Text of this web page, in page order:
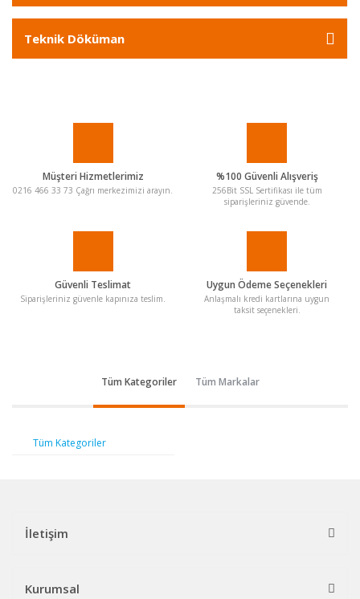
Teknik Döküman
Müşteri Hizmetlerimiz
0216 466 33 73 Çağrı merkezimizi arayın.
%100 Güvenli Alışveriş
256Bit SSL Sertifikası ile tüm
siparişleriniz güvende.
Güvenli Teslimat
Siparişleriniz güvenle kapınıza teslim.
Uygun Ödeme Seçenekleri
Anlaşmalı kredi kartlarına uygun
taksit seçenekleri.
Tüm Kategoriler Tüm Markalar
Tüm Kategoriler
İletişim
Kurumsal